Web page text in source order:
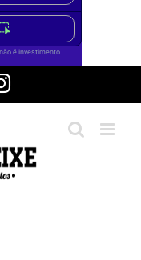
Instagram